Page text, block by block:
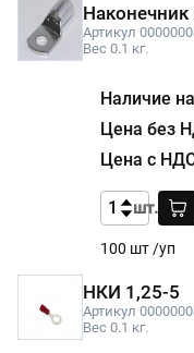
Артикул
Вес 0.1 кг.
100 шт /уп
шт.
НКИ 1,25-5
Артикул
Вес 0.1 кг.